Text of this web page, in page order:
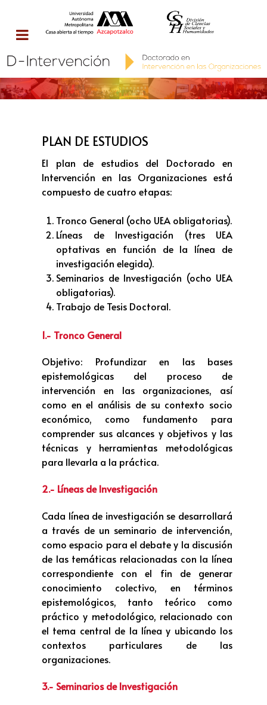
PLAN DE ESTUDIOS
El plan de estudios del Doctorado en
Intervención en las Organizaciones está
compuesto de cuatro etapas:
Tronco General (ocho UEA obligatorias).
Líneas de Investigación (tres UEA
optativas en función de la línea de
investigación elegida).
Seminarios de Investigación (ocho UEA
obligatorias).
Trabajo de Tesis Doctoral.
1.- Tronco General
Objetivo: Profundizar en las bases
epistemológicas del proceso de
intervención en las organizaciones, así
como en el análisis de su contexto socio
económico, como fundamento para
comprender sus alcances y objetivos y las
técnicas y herramientas metodológicas
para llevarla a la práctica.
2.- Líneas de Investigación
Cada línea de investigación se desarrollará
a través de un seminario de intervención,
como espacio para el debate y la discusión
de las temáticas relacionadas con la línea
correspondiente con el fin de generar
conocimiento colectivo, en términos
epistemológicos, tanto teórico como
práctico y metodológico, relacionado con
el tema central de la línea y ubicando los
contextos particulares de las
organizaciones.
3.- Seminarios de Investigación